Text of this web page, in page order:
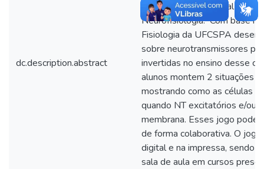
dc.description.abstract
se faz, portanto, crucial para
Neurofisiologia. Com base
Fisiologia da UFCSPA
sobre neurotransmissores
invertidas no ensino desse
alunos montem 2 situações
mostrando como as células
quando NT excitatórios e/ou
membrana. Esses jogo pode
de forma colaborativa. O
digital e na impressa, sendo
sala de aula em cursos